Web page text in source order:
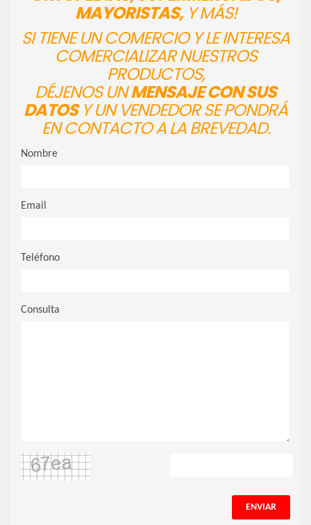
MAYORISTAS,Y MÁS!
SI TIENE UN COMERCIO Y LE INTERESA
COMERCIALIZAR NUESTROS
PRODUCTOS,
DÉJENOS UNMENSAJE CON SUS
DATOSY UN VENDEDOR SE PONDRÁ
EN CONTACTO A LA BREVEDAD.
Nombre
Email
Teléfono
Consulta
ENVIAR